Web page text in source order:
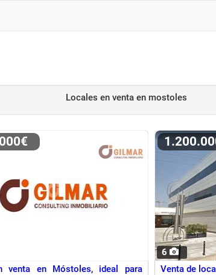
Locales en ventaen mostoles
venta en Móstoles, ideal para
6
Venta de